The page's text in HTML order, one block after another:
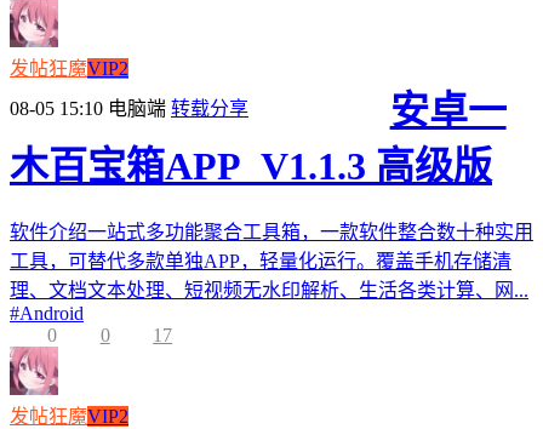
发帖狂魔VIP2
08-05 15:10 电脑端 转载分享
安卓一
木百宝箱APP_V1.1.3 高级版
软件介绍一站式多功能聚合工具箱，一款软件整合数十种实用
工具，可替代多款单独APP，轻量化运行。覆盖手机存储清
理、文档文本处理、短视频无水印解析、生活各类计算、网...
#Android
0
0 17
发帖狂魔VIP2